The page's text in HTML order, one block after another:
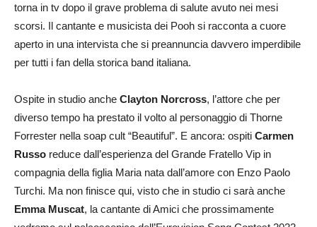
torna in tv dopo il grave problema di salute avuto nei mesi
scorsi. Il cantante e musicista dei Pooh si racconta a cuore
aperto in una intervista che si preannuncia davvero imperdibile
per tutti i fan della storica band italiana.
Ospite in studio anche Clayton Norcross, l’attore che per
diverso tempo ha prestato il volto al personaggio di Thorne
Forrester nella soap cult “Beautiful”. E ancora: ospiti Carmen
Russo reduce dall’esperienza del Grande Fratello Vip in
compagnia della figlia Maria nata dall’amore con Enzo Paolo
Turchi. Ma non finisce qui, visto che in studio ci sarà anche
Emma Muscat, la cantante di Amici che prossimamente